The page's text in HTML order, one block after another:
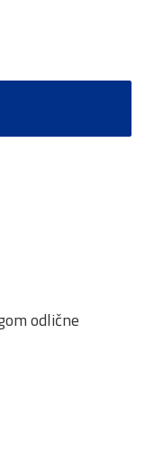
odlične